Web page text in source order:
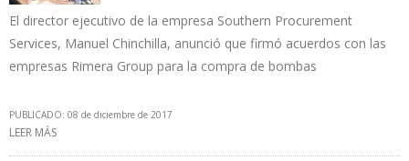
El director ejecutivo de la empresa Southern Procurement
Services, Manuel Chinchilla, anunció que firmó acuerdos con las
empresas Rimera Group para la compra de bombas
PUBLICADO: 08 de diciembre de 2017
LEER MÁS